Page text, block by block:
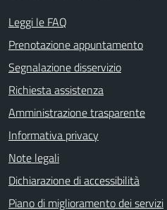
Leggi le FAQ
Prenotazione appuntamento
Segnalazione disservizio
Richiesta assistenza
Amministrazione trasparente
Informativa privacy
Note legali
Dichiarazione di accessibilità
Piano di miglioramento dei servizi